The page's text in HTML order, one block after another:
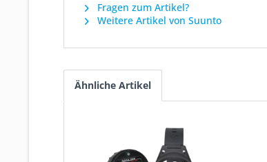
Fragen zum Artikel?
Weitere Artikel von Suunto
Ähnliche Artikel